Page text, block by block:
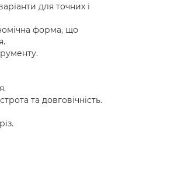
для точних і
форма, що
та довговічність.